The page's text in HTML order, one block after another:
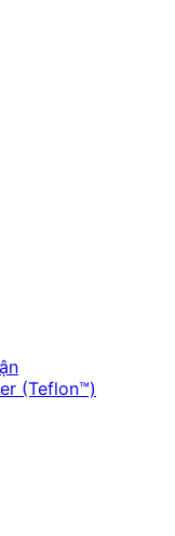
(Teflon™)